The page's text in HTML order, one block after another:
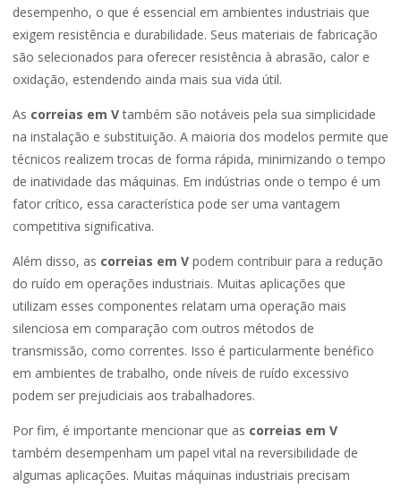
desempenho, o que é essencial em ambientes industriais que
exigem resistência e durabilidade. Seus materiais de fabricação
são selecionados para oferecer resistência à abrasão, calor e
oxidação, estendendo ainda mais sua vida útil.
As correias em Vtambém são notáveis pela sua simplicidade
na instalação e substituição. A maioria dos modelos permite que
técnicos realizem trocas de forma rápida, minimizando o tempo
de inatividade das máquinas. Em indústrias onde o tempo é um
fator crítico, essa característica pode ser uma vantagem
competitiva significativa.
Além disso, as correias em V podem contribuir para a redução
do ruído em operações industriais. Muitas aplicações que
utilizam esses componentes relatam uma operação mais
silenciosa em comparação com outros métodos de
transmissão, como correntes. Isso é particularmente benéfico
em ambientes de trabalho, onde níveis de ruído excessivo
podem ser prejudiciais aos trabalhadores.
Por fim, é importante mencionar que as correias em V
também desempenham um papel vital na reversibilidade de
algumas aplicações. Muitas máquinas industriais precisam